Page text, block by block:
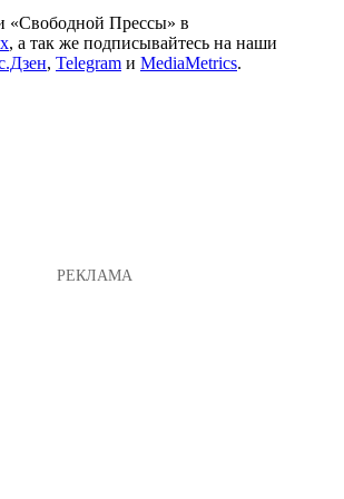
«Свободной Прессы» в
, а так же подписывайтесь на наши
, Telegram и MediaMetrics.